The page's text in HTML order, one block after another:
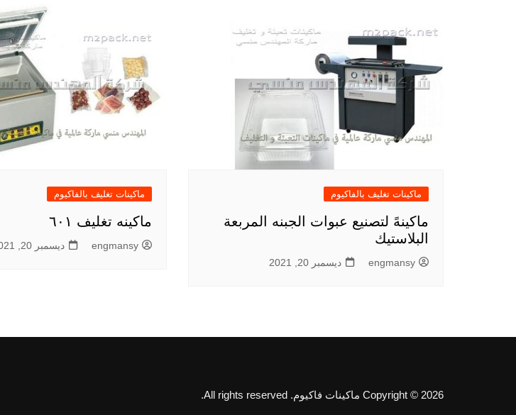
ماكينات تغليف بالفاكيوم
ماكينهً لتصنيع عبوات الجبنه المربعة
البلاستيك
engmansy ديسمبر 20, 2021
ماكينات تغليف بالفاكيوم
ماكينه تغليف ٦٠١
engmansy ديسمبر 20, 2021
Copyright © 2026 ماكينات فاكيوم. All rights reserved.